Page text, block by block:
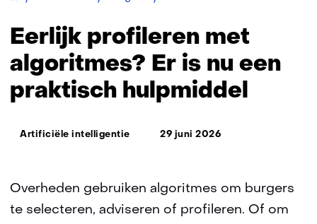
algoritmes?
Er
is
nu
een
hulpmiddel
Eerlijk profileren met
algoritmes? Er is nu een
praktisch hulpmiddel
Thema:
Artificiële intelligentie 29 juni 2026
Overheden gebruiken algoritmes om burgers
te selecteren, adviseren of profileren. Of om